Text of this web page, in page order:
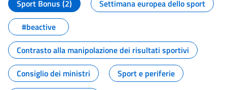
Sport Bonus (2)
Settimana europea dello sport
#beactive
Contrasto alla manipolazione dei risultati sportivi
Consiglio dei ministri
Sport e periferie